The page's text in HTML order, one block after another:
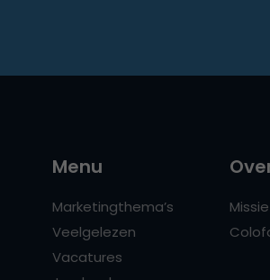
Menu
Marketingthema’s
Veelgelezen
Vacatures